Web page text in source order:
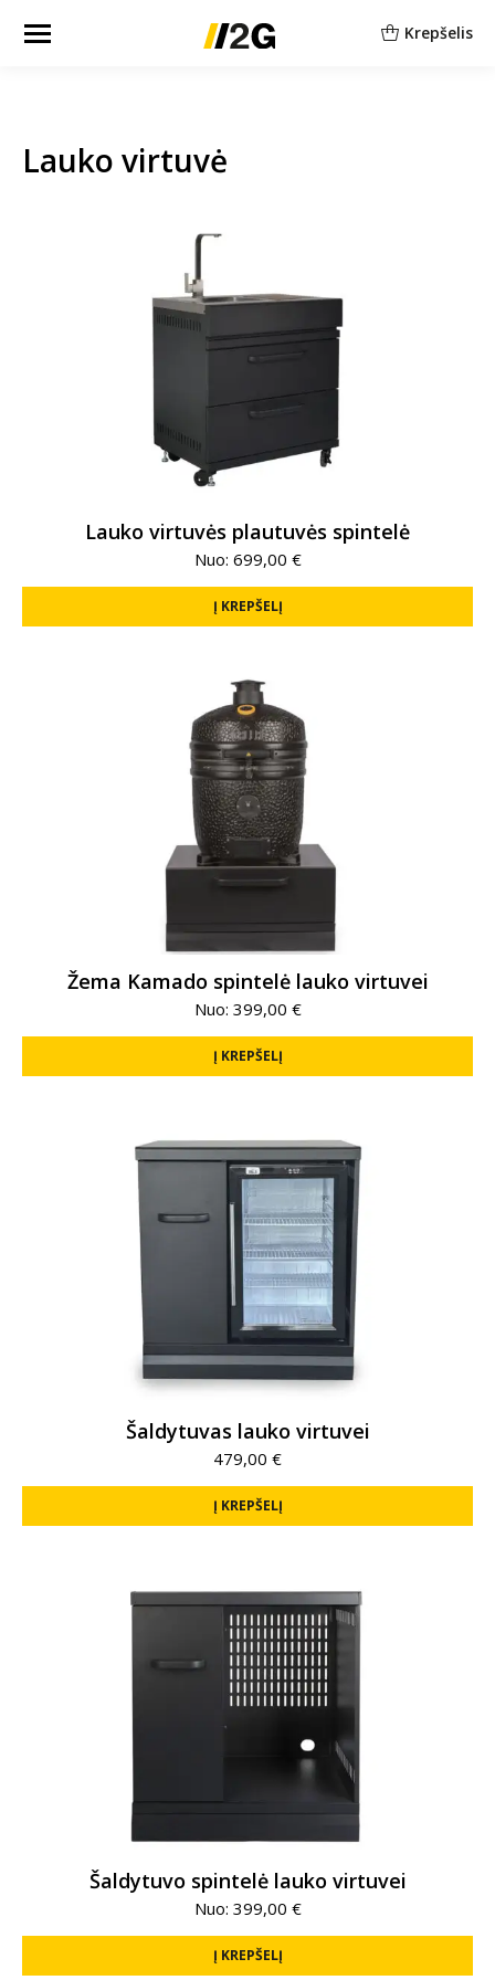
Krepšelis
Lauko virtuvė
Lauko virtuvės plautuvės spintelė
Nuo: 699,00 €
Į KREPŠELĮ
Žema Kamado spintelė lauko virtuvei
Nuo: 399,00 €
Į KREPŠELĮ
Šaldytuvas lauko virtuvei
479,00 €
Į KREPŠELĮ
Šaldytuvo spintelė lauko virtuvei
Nuo: 399,00 €
Į KREPŠELĮ